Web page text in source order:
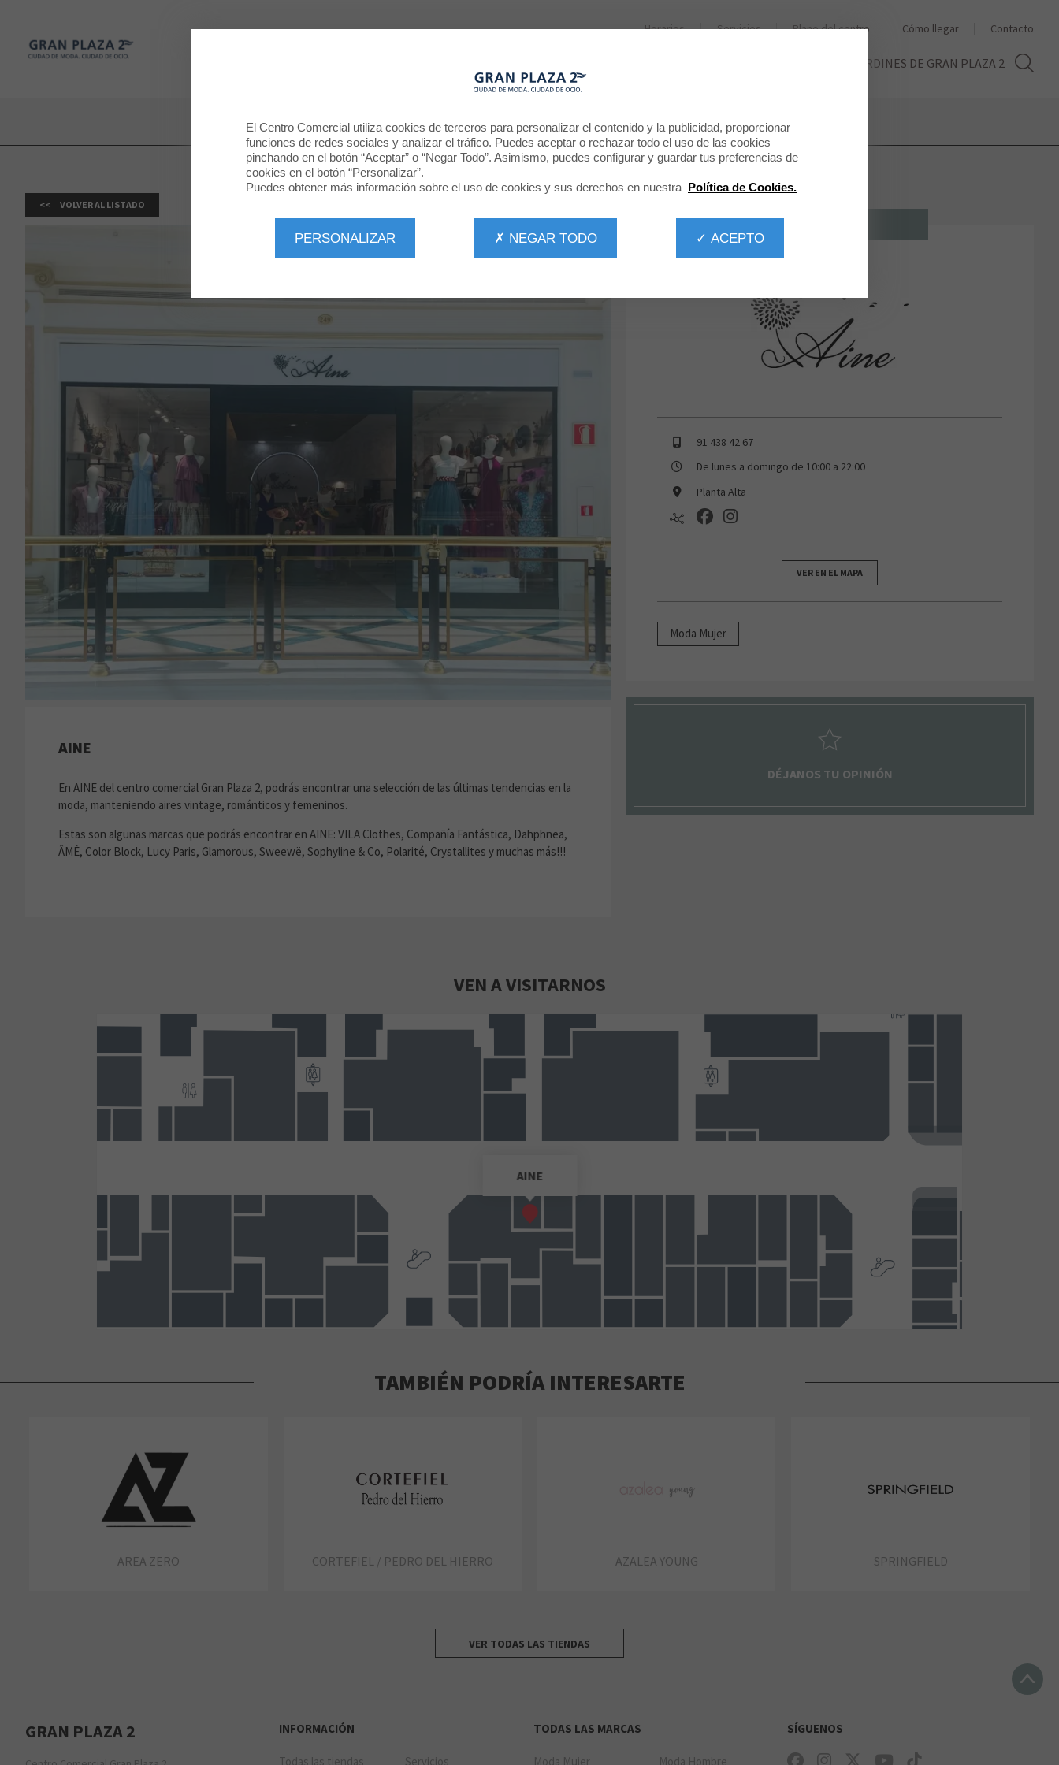
Gran Plaza 2
LOS JARDINES DE GRAN PLAZA 2
Horarios Servicios Plano del centro Cómo llegar Contacto
BIENVENIDO A
AINE
VOLVER AL LISTADO
91 438 42 67
De lunes a domingo de 10:00 a 22:00
Planta Alta
VER EN EL MAPA
Moda Mujer
DÉJANOS TU OPINIÓN
AINE
En AINE del centro comercial Gran Plaza 2, podrás encontrar una selección de las últimas tendencias en la
moda, manteniendo aires vintage, románticos y femeninos.
Estas son algunas marcas que podrás encontrar en AINE: VILA Clothes, Compañía Fantástica, Dahphnea,
ÂMÈ, Color Block, Lucy Paris, Glamorous, Sweewë, Sophyline & Co, Polarité, Crystallites y muchas más!!!
VEN A VISITARNOS
AINE
TAMBIÉN PODRÍA INTERESARTE
AREA ZERO CORTEFIEL / PEDRO DEL HIERRO AZALEA YOUNG SPRINGFIELD
VER TODAS LAS TIENDAS
GRAN PLAZA 2 INFORMACIÓN
Todas las tiendas Servicios
TODAS LAS MARCAS
Moda Mujer Moda Hombre
SÍGUENOS
El Centro Comercial utiliza cookies de terceros para personalizar el contenido y la publicidad, proporcionar
funciones de redes sociales y analizar el tráfico. Puedes aceptar o rechazar todo el uso de las cookies
pinchando en el botón “Aceptar” o “Negar Todo”. Asimismo, puedes configurar y guardar tus preferencias de
cookies en el botón “Personalizar”.
Puedes obtener más información sobre el uso de cookies y sus derechos en nuestra Política de Cookies.
✓ ACEPTO
✗ NEGAR TODO
PERSONALIZAR